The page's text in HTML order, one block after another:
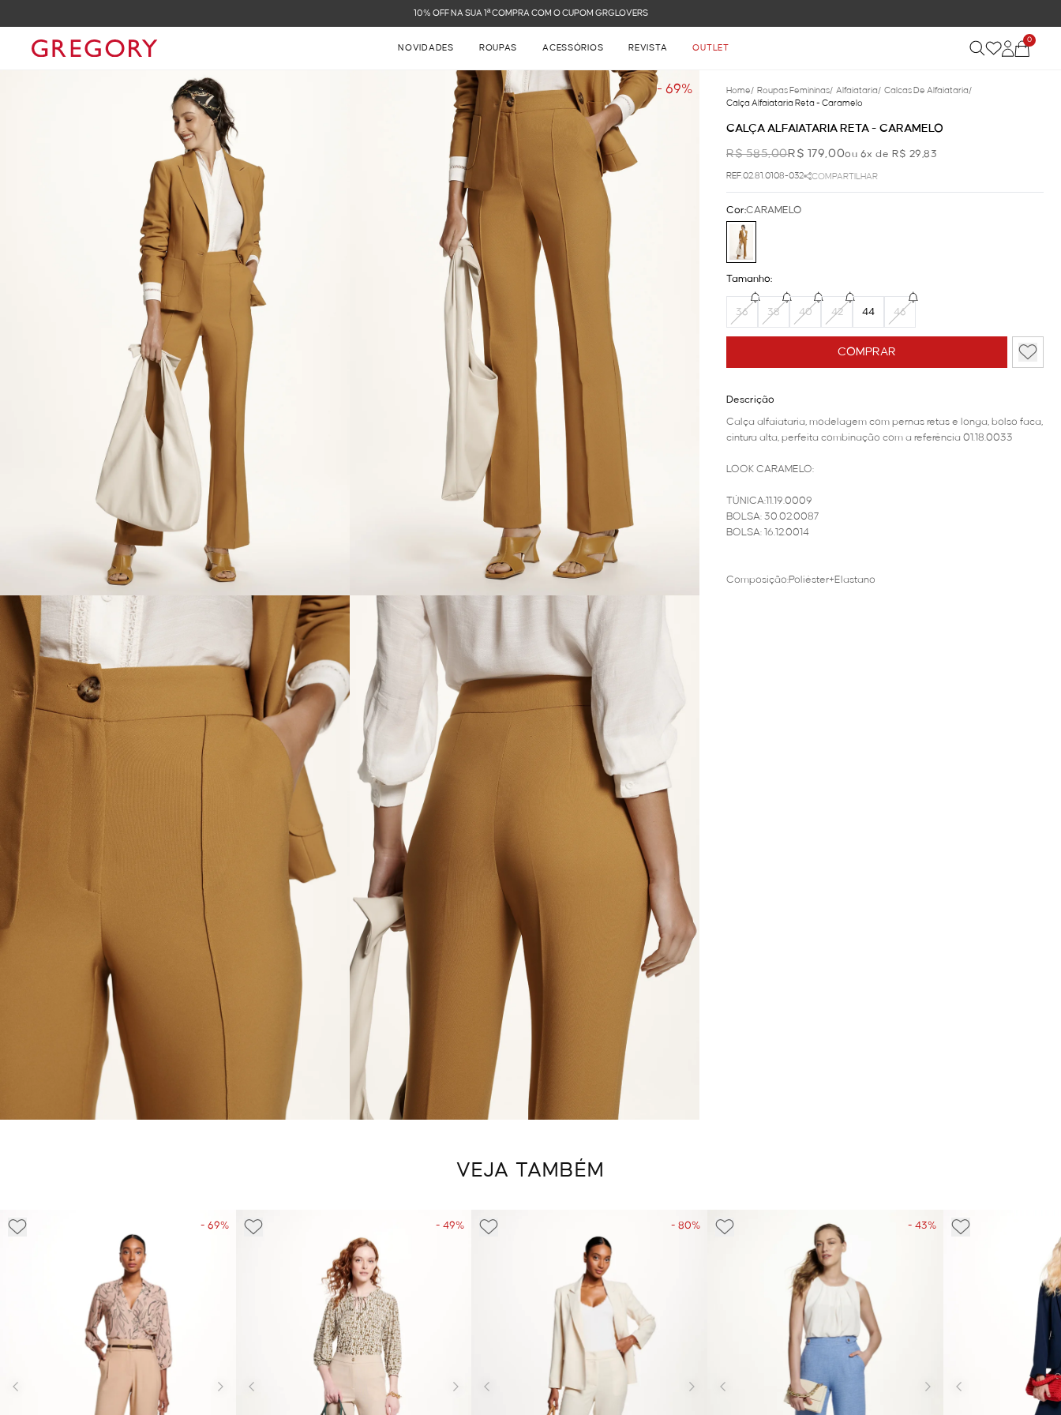
NOVIDADES ROUPAS ACESSÓRIOS REVISTA OUTLET
0
- 69% Home/ Roupas Femininas/ Alfaiataria/ Calcas De Alfaiataria/
Calça Alfaiataria Reta - Caramelo
CALÇA ALFAIATARIA RETA - CARAMELO
R$ 585,00R$ 179,00ou 6x de R$ 29,83
REF.02.81.0108-032 COMPARTILHAR
COMPRAR
Cor:CARAMELO
Tamanho:
36 38 40 42 44 46
Descrição
Calça alfaiataria, modelagem com pernas retas e longa, bolso faca,
cintura alta, perfeita combinação com a referência 01.18.0033
LOOK CARAMELO:
TÚNICA:11.19.0009
BOLSA: 30.02.0087
BOLSA: 16.12.0014
Composição:Poliéster+Elastano
VEJA TAMBÉM
- 69% - 49% - 80% - 43%